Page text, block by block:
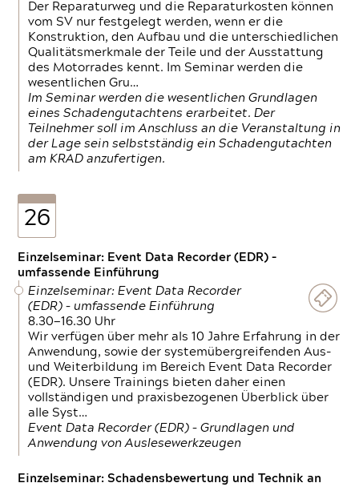
Der Reparaturweg und die Reparaturkosten können
vom SV nur festgelegt werden, wenn er die
Konstruktion, den Aufbau und die unterschiedlichen
Qualitätsmerkmale der Teile und der Ausstattung
des Motorrades kennt. Im Seminar werden die
wesentlichen Gru…
Im Seminar werden die wesentlichen Grundlagen
eines Schadengutachtens erarbeitet. Der
Teilnehmer soll im Anschluss an die Veranstaltung in
der Lage sein selbstständig ein Schadengutachten
am KRAD anzufertigen.
26
Einzelseminar: Event Data Recorder (EDR) –
umfassende Einführung
Einzelseminar: Event Data Recorder
(EDR) – umfassende Einführung
8.30—16.30 Uhr
Wir verfügen über mehr als 10 Jahre Erfahrung in der
Anwendung, sowie der systemübergreifenden Aus-
und Weiterbildung im Bereich Event Data Recorder
(EDR). Unsere Trainings bieten daher einen
vollständigen und praxisbezogenen Überblick über
alle Syst…
Event Data Recorder (EDR) – Grundlagen und
Anwendung von Auslesewerkzeugen
Einzelseminar: Schadensbewertung und Technik an